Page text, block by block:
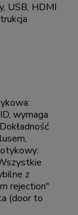
USB, HDMI
wymaga
z
rejection"
(door to